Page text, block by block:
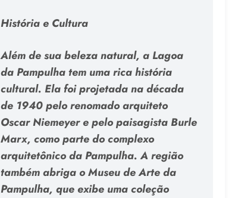
História e Cultura
Além de sua beleza natural, a Lagoa
da Pampulha tem uma rica história
cultural. Ela foi projetada na década
de 1940 pelo renomado arquiteto
Oscar Niemeyer e pelo paisagista Burle
Marx, como parte do complexo
arquitetônico da Pampulha. A região
também abriga o Museu de Arte da
Pampulha, que exibe uma coleção